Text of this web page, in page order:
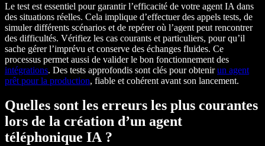
Le test est essentiel pour garantir l’efficacité de votre agent IA dans
des situations réelles. Cela implique d’effectuer des appels tests, de
simuler différents scénarios et de repérer où l’agent peut rencontrer
des difficultés. Vérifiez les cas courants et particuliers, pour qu’il
sache gérer l’imprévu et conserve des échanges fluides. Ce
processus permet aussi de valider le bon fonctionnement des
intégrations. Des tests approfondis sont clés pour obtenirun agent
prêt pour la production, fiable et cohérent avant son lancement.
Quelles sont les erreurs les plus courantes
lors de la création d’un agent
téléphonique IA ?